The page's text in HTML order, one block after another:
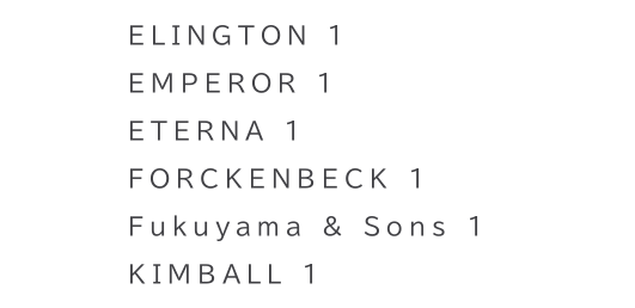
ELINGTON 1
EMPEROR 1
ETERNA 1
FORCKENBECK 1
Fukuyama & Sons 1
KIMBALL 1